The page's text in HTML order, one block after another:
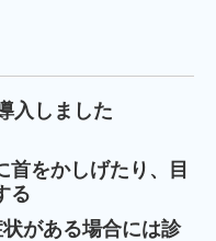
入しました
首をかしげたり、目
る
がある場合には診